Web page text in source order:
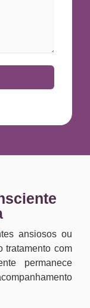
ansiosos ou
tratamento com
permanece